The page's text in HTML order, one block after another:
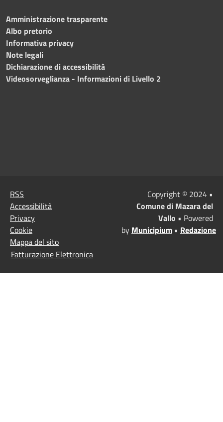
Amministrazione trasparente
Albo pretorio
Informativa privacy
Note legali
Dichiarazione di accessibilità
Videosorveglianza - Informazioni di Livello 2
RSS
Accessibilità
Privacy
Cookie
Mappa del sito
Fatturazione Elettronica
Copyright © 2024 •
Comune di Mazara del
Vallo • Powered
by Municipium • Redazione